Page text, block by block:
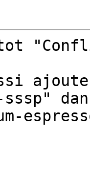
sssp"